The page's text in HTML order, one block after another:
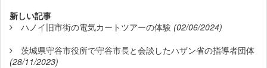
新しい記事
ハノイ旧市街の電気カートツアーの体験 (02/06/2024)
茨城県守谷市役所で守谷市長と会談したハザン省の指導者団体
(28/11/2023)